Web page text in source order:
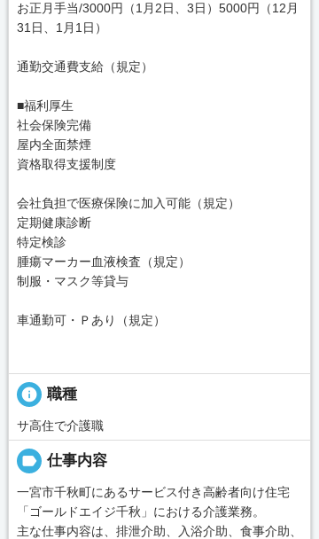
お正月手当/3000円（1月2日、3日）5000円（12月
31日、1月1日）
通勤交通費支給（規定）
■福利厚生
社会保険完備
屋内全面禁煙
資格取得支援制度
会社負担で医療保険に加入可能（規定）
定期健康診断
特定検診
腫瘍マーカー血液検査（規定）
制服・マスク等貸与
車通勤可・Ｐあり（規定）
info 職種
サ高住で介護職
label 仕事内容
一宮市千秋町にあるサービス付き高齢者向け住宅
「ゴールドエイジ千秋」における介護業務。
主な仕事内容は、排泄介助、入浴介助、食事介助、